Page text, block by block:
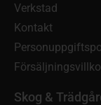
Verkstad
Kontakt
Skog &